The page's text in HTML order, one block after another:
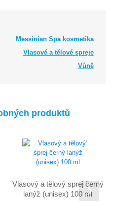
Messinian Spa kosmetika
Vlasové a tělové spreje
Vůně
produktů
Vlasový a tělový sprej černý
lanýž (unisex) 100 ml